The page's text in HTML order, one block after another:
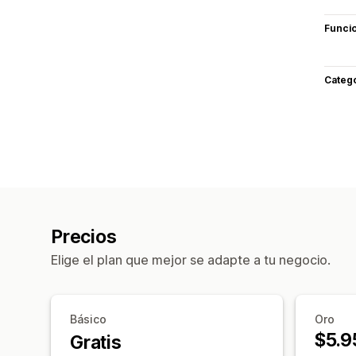
Precios
Elige el plan que mejor se adapte a tu negocio.
Básico
Gratis
Oro